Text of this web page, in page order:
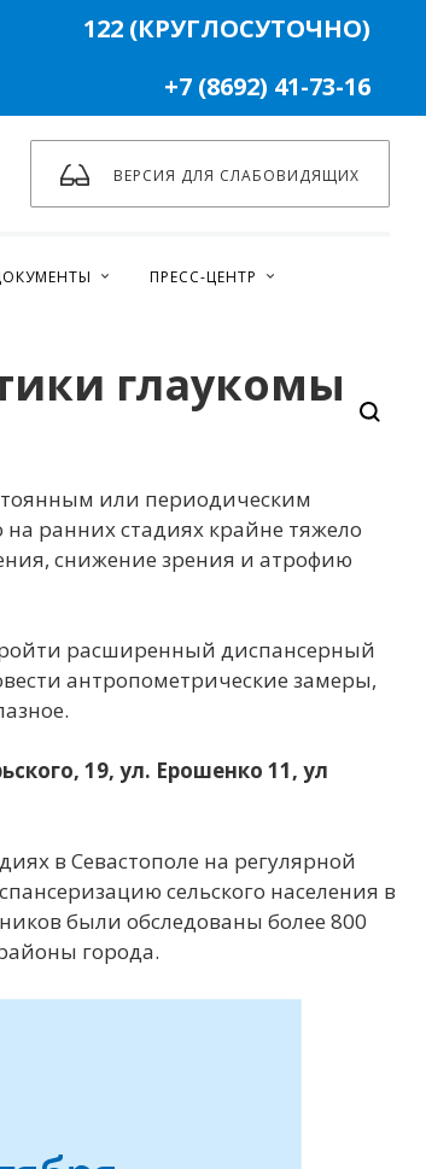
глаукомы
или периодическим
ранних стадиях крайне тяжело
снижение зрения и атрофию
расширенный диспансерный
антропометрические замеры,
19, ул. Ерошенко 11, ул
в Севастополе на регулярной
сельского населения в
были обследованы более 800
города.
122 (КРУГЛОСУТОЧНО)
+7 (8692) 41-73-16
ВЕРСИЯ ДЛЯ СЛАБОВИДЯЩИХ
ПРЕСС-ЦЕНТР